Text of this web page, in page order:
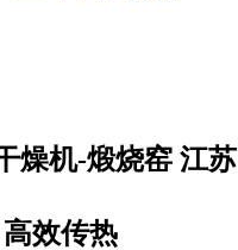
燥机-煅烧窑 江苏
效传热